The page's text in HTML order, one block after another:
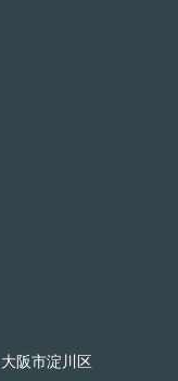
大阪市淀川区